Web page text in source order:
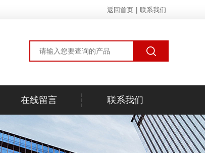
返回首页 联系我们
在线留言 联系我们